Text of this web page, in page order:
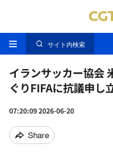
サイト内検索
イランサッカー協会
ぐりFIFAに抗議申し
07:20:09 2026-06-20
Share